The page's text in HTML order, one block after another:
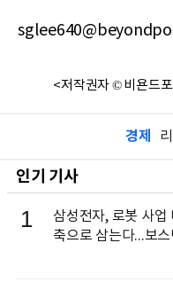
<저작권자 © 비욘드
경제
인기 기사
1
삼성전자, 로봇 사업
축으로 삼는다...보